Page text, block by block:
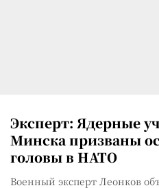
Эксперт: Ядерные
Минска призваны
головы в НАТО
Военный эксперт Леонков